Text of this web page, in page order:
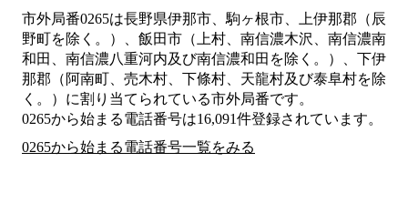
市外局番0265は長野県伊那市、駒ヶ根市、上伊那郡（辰
野町を除く。）、飯田市（上村、南信濃木沢、南信濃南
和田、南信濃八重河内及び南信濃和田を除く。）、下伊
那郡（阿南町、売木村、下條村、天龍村及び泰阜村を除
く。） に割り当てられている市外局番です。
0265から始まる電話番号は16,091件登録されています。
0265から始まる電話番号一覧をみる